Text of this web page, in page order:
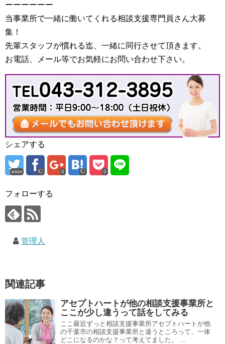
ーーーーーー
当事業所で一緒に働いてくれる相談支援専門員さん大募
集！
先輩スタッフが慣れる迄、一緒に同行させて頂きます。
お電話、メール等でお気軽にお問い合わせ下さい。
シェアする
error 0 0
フォローする
管理人
関連記事
アセプトハートが他の相談支援事業所と
ここが少し違うって話をしてみる
ここ最近ずっと相談支援事業所アセプトハートが他
の千葉市の相談支援事業所と違うところって、一体
どこになるのかな？って考えてました。 ...